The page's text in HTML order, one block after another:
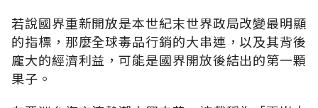
若說國界重新開放是本世紀末世界政局改變最明顯
的指標，那麼全球毒品行銷的大串連，以及其背後
龐大的經濟利益，可能是國界開放後結出的第一顆
果子。